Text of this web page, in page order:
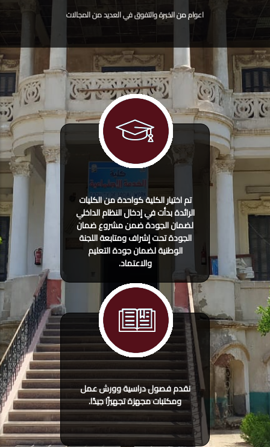
اعوام من الخبرة والتفوق في العديد من المجالات
تم اختيار الكلية كواحدة من الكليات
الرائدة بدأت في إدخال النظام الداخلي
لضمان الجودة ضمن مشروع ضمان
الجودة تحت إشراف ومتابعة اللجنة
الوطنية لضمان جودة التعليم
والاعتماد.
نقدم فصول دراسية وورش عمل
ومكتبات مجهزة تجهيزًا جيدًا.